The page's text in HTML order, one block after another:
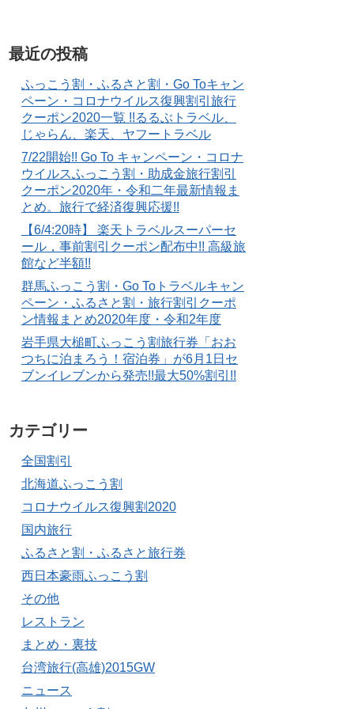
最近の投稿
ふっこう割・ふるさと割・Go Toキャン
ペーン・コロナウイルス復興割引旅行
クーポン2020一覧 !!るるぶトラベル、
じゃらん、楽天、ヤフートラベル
7/22開始!! Go To キャンペーン・コロナ
ウイルスふっこう割・助成金旅行割引
クーポン2020年・令和二年最新情報ま
とめ。旅行で経済復興応援!!
【6/4:20時】 楽天トラベルスーパーセ
ール，事前割引クーポン配布中!! 高級旅
館など半額!!
群馬ふっこう割・Go Toトラベルキャン
ペーン・ふるさと割・旅行割引クーポ
ン情報まとめ2020年度・令和2年度
岩手県大槌町ふっこう割旅行券「おお
つちに泊まろう！宿泊券」が6月1日セ
ブンイレブンから発売!!最大50%割引!!
カテゴリー
全国割引
北海道ふっこう割
コロナウイルス復興割2020
国内旅行
ふるさと割・ふるさと旅行券
西日本豪雨ふっこう割
その他
レストラン
まとめ・裏技
台湾旅行(高雄)2015GW
ニュース